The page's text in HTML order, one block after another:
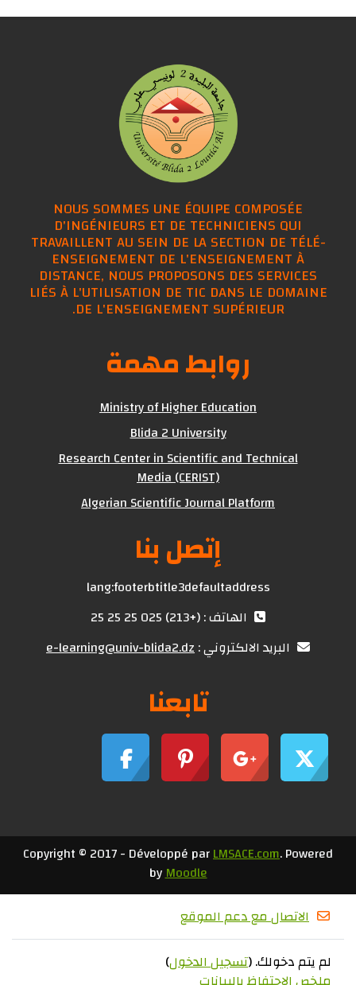
NOUS SOMMES UNE ÉQUIPE COMPOSÉE
D'INGÉNIEURS ET DE TECHNICIENS QUI
TRAVAILLENT AU SEIN DE LA SECTION DE TÉLÉ-
ENSEIGNEMENT DE L'ENSEIGNEMENT À
DISTANCE, NOUS PROPOSONS DES SERVICES
LIÉS À L'UTILISATION DE TIC DANS LE DOMAINE
DE L'ENSEIGNEMENT SUPÉRIEUR.
روابط مهمة
Ministry of Higher Education
Blida 2 University
Research Center in Scientific and Technical
Media (CERIST)
Algerian Scientific Journal Platform
إتصل بنا
lang:footerbtitle3defaultaddress
الهاتف : (+213) 025 25 25 25
البريد الالكتروني :e-learning@univ-blida2.dz
تابعنا
Copyright © 2017 - Développé parLMSACE.com. Powered
byMoodle
الاتصال مع دعم الموقع
لم يتم دخولك. (تسجيل الدخول)